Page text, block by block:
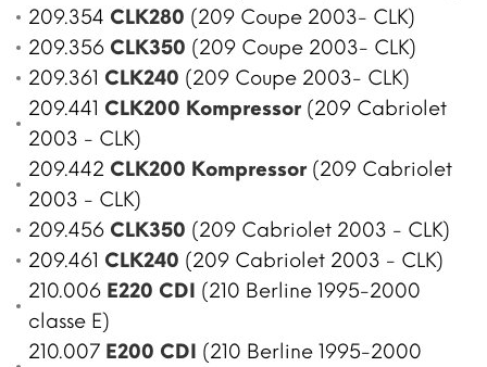
209.354 CLK280 (209 Coupe 2003- CLK)
209.356 CLK350 (209 Coupe 2003- CLK)
209.361 CLK240 (209 Coupe 2003- CLK)
209.441 CLK200 Kompressor (209 Cabriolet
2003 - CLK)
209.442 CLK200 Kompressor (209 Cabriolet
2003 - CLK)
209.456 CLK350 (209 Cabriolet 2003 - CLK)
209.461 CLK240 (209 Cabriolet 2003 - CLK)
210.006 E220 CDI (210 Berline 1995-2000
classe E)
210.007 E200 CDI (210 Berline 1995-2000